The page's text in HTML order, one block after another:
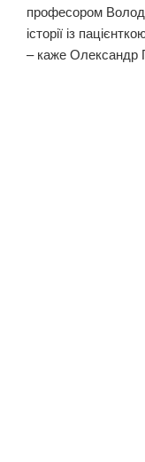
професором
історії із
– каже Олександр